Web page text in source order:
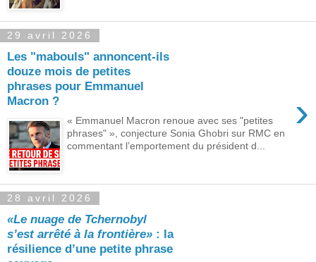
29 avril 2026
Les "mabouls" annoncent-ils
douze mois de petites
phrases pour Emmanuel
Macron ?
›
« Emmanuel Macron renoue avec ses "petites
phrases" », conjecture Sonia Ghobri sur RMC en
commentant l’emportement du président d...
28 avril 2026
«Le nuage de Tchernobyl
s’est arrêté à la frontière» : la
résilience d’une petite phrase